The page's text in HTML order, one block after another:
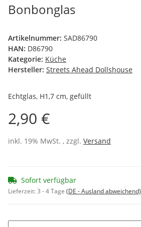
Bonbonglas
Artikelnummer: SAD86790
HAN: D86790
Kategorie: Küche
Hersteller: Streets Ahead Dollshouse
Echtglas, H1,7 cm, gefüllt
2,90 €
inkl. 19% MwSt. , zzgl. Versand
Sofort verfügbar
Lieferzeit:3 - 4 Tage (DE - Ausland abweichend)